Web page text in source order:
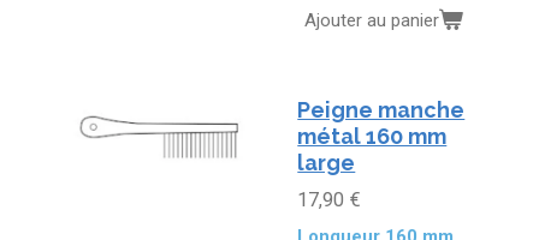
Ajouter au panier
Peigne manche
métal 160 mm
large
17,90 €